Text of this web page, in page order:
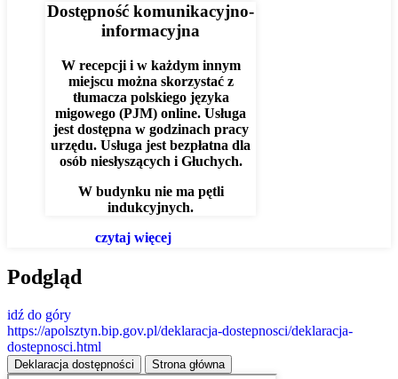
Dostępność komunikacyjno-
informacyjna
W recepcji i w każdym innym
miejscu można skorzystać z
tłumacza polskiego języka
migowego (PJM) online. Usługa
jest dostępna w godzinach pracy
urzędu. Usługa jest bezpłatna dla
osób niesłyszących i Głuchych.
W budynku nie ma pętli
indukcyjnych.
czytaj więcej
Podgląd
idź do góry
https://apolsztyn.bip.gov.pl/deklaracja-dostepnosci/deklaracja-
dostepnosci.html
Deklaracja dostępności Strona główna